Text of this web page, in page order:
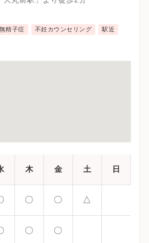
精子症 不妊カウンセリング 駅近
木 金 土 日
〇 〇 △
〇 〇